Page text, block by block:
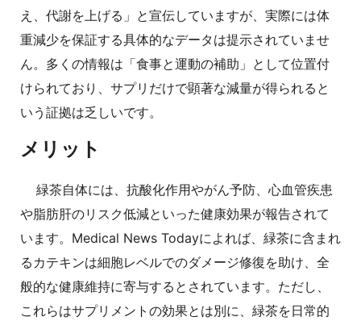
え、代謝を上げる」と宣伝していますが、実際には体
重減少を保証する具体的なデータは提示されていませ
ん。多くの情報は「食事と運動の補助」として位置付
けられており、サプリだけで顕著な減量が得られると
いう証拠は乏しいです。
メリット
緑茶自体には、抗酸化作用やがん予防、心血管疾患
や脂肪肝のリスク低減といった健康効果が報告されて
います。Medical News Todayによれば、緑茶に含まれ
るカテキンは細胞レベルでのダメージ修復を助け、全
般的な健康維持に寄与するとされています。ただし、
これらはサプリメントの効果とは別に、緑茶を日常的